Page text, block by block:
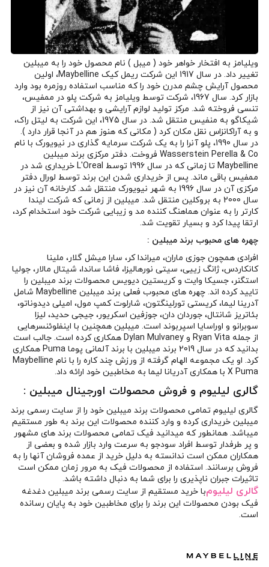
ویلیامز به افتخار خواهر خود ( میبل ) نام محصول خود را به میبلین
تغییر داد. در سال 1917 این شرکت ریمل کیک Maybelline، اولین
محصول آرایش چشم مدرن خود را که مناسب استفاده روزمره بود وارد
بازار کرد. سال 1967، شرکت توسط ویلیامز به شرکت پلو در ممفیس،
تنسی فروخته شد. مرکز تولید لوازم آرایشی و بهداشتی آن نیز از
شیکاگو به منفیس منتقل شد. در سال 1975، این شرکت به لیتل راک،
و به آراکانزاس نقل مکان کرد ( مکانی که هنوز هم در آنجا قرار دارد ).
در سال 1990، پلو آنرا را به یک شرکت سرمایه گذاری در نیویورک با نام
Wasserstein Perella & Co فروخت. دفتر مرکزی برند میبلین
Maybelline تا زمانی که در سال 1996 توسط L'Oreal خریداری شد در
ممفیس باقی ماند. پس از خریداری شدن این برند توسط لورال دفتر
مرکزی آن در سال 1996 به شهر نیویورک منتقل شد. کارخانه آن نیز در
سال 2000 به بروکلین منتقل شد. میبلین از زمانی که شرکت لیندا
کارتر را به عنوان هماهنگ کننده مد و زیبایی شرکت خود استخدام کرد،
ارتقا پیدا کرد و بسیار تقویت شد.
چهره های محبوب برند میبلین :
افرادی همچون جوزی ماران، میراندا کر، سارا میشل گلار، ملینا
کانکاردس، ژانگ زییی، سیتی نورهالیزا، فاشا ساندا، شیتال مالار، جولیا
استگنر، جسیکا وایت و کریستین دیویس محصولات برند میبلین را
تایید کرده اند. چهره های محبوب فعلی برند میبلین Maybelline شامل
آدرینا لیما، کریستی تورلینگتون، شارلوت کمپ مول، امیلی دیدوناتو،
بئاتریز شانتال، جوردان دان، جوزفین اسکریور، جیجی حدید، لیزا
سوبرانو و اوراسایا اسپربوند است. میبلین همچنین با اینفلوئنسرهایی
از جمله Ryan Vita و Dylan Mulvaney همکاری کرده است. جالب است
بدانید که در سال 2019 برند میبلین با برند آلمانی پوما Puma همکاری
کرد. او یک مجموعه الهام گرفته از ورزش چند کاره را با نام Maybelline
X Puma با همکاری آدریانا لیما به مخاطبین خود ارائه داد.
گالری لیلیوم و فروش محصولات اورجینال میبلین :
گالری لیلیوم تمامی محصولات برند میبلین خود را از سایت رسمی برند
میبلین خریداری کرده و وارد کننده محصولات این برند به طور مستقیم
میباشد. همانطور که میدانید فیک تمامی محصولات برند های مشهور
و پر طرفدار توسط افراد سودجو به سرعت وارد بازار شده و بعضی از
همکاران ممکن است ندانسته به دلیل خرید از عمده فروشان آنها را به
فروش برسانند. استفاده از محصولات فیک به مرور زمان ممکن است
تاثیرات جبران ناپذیری را برای شما به دنبال داشته باشد.
گالری لیلیومبا خرید مستقیم از سایت رسمی برند میبلین دغدغه
فیک بودن محصولات این برند را برای مخاطبین خود به پایان رسانده
است.